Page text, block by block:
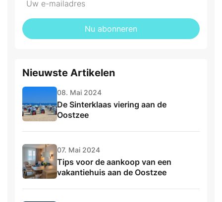
Nu abonneren
Nieuwste Artikelen
08. Mai 2024
De Sinterklaas viering aan de
Oostzee
07. Mai 2024
Tips voor de aankoop van een
vakantiehuis aan de Oostzee